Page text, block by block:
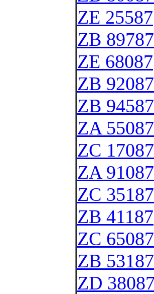
ZE 25587
ZB 89787
ZE 68087
ZB 92087
ZB 94587
ZA 55087
ZC 17087
ZA 91087
ZC 35187
ZB 41187
ZC 65087
ZB 53187
ZD